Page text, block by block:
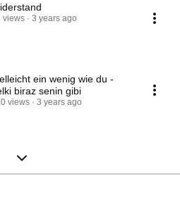
views 3 years ago
ein wenig wie du -
biraz senin gibi
views 3 years ago